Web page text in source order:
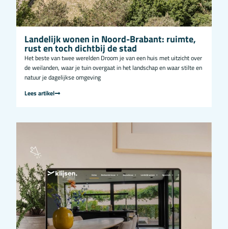
Landelijk wonen in Noord-Brabant: ruimte,
rust en toch dichtbij de stad
Het beste van twee werelden Droom je van een huis met uitzicht over
de weilanden, waar je tuin overgaat in het landschap en waar stilte en
natuur je dagelijkse omgeving
Lees artikel